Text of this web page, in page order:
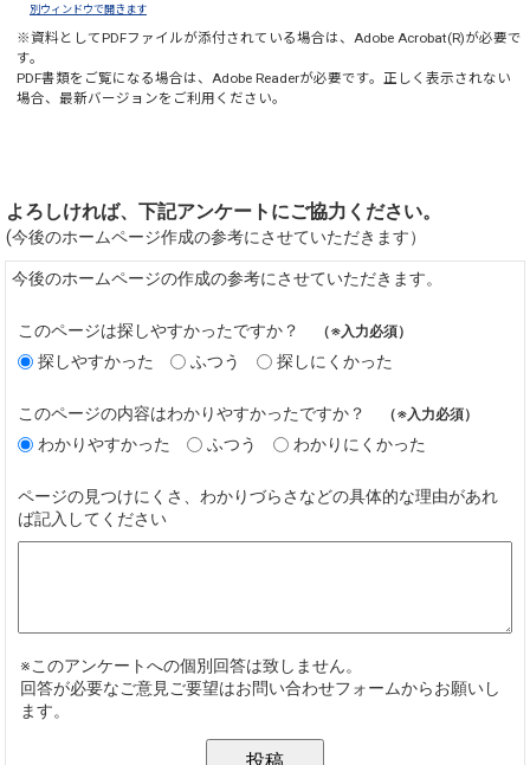
別ウィンドウで開きます
※資料としてPDFファイルが添付されている場合は、 Adobe Acrobat(R)が必要で
す。
PDF書類をご覧になる場合は、 Adobe Readerが必要です。正しく表示されない
場合、最新バージョンをご利用ください。